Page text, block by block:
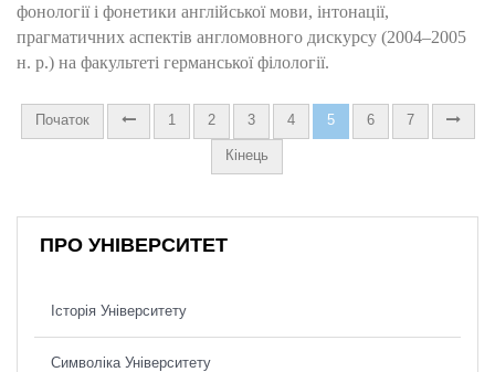
фонології і фонетики англійської мови, інтонації,
прагматичних аспектів англомовного дискурсу (2004–2005
н. р.) на факультеті германської філології.
Початок 1 2 3 4 5 6 7
Кінець
ПРО УНІВЕРСИТЕТ
Історія Університету
Символіка Університету